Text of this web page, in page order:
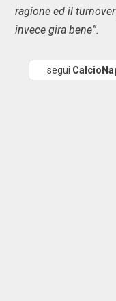
ragione ed il
invece gira bene”.
segui